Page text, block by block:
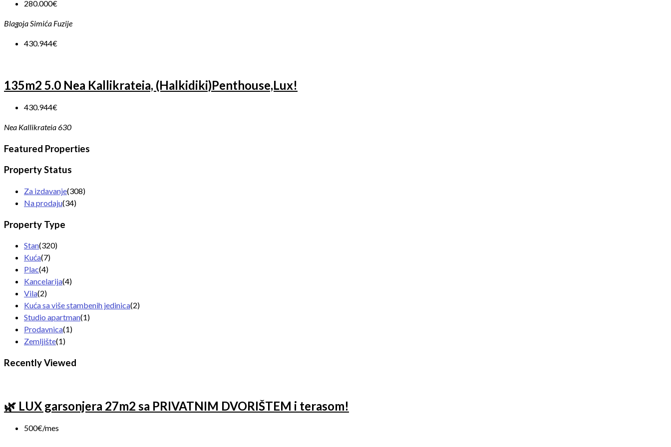
280.000€
Blagoja Simića Fuzije
430.944€
135m2 5.0 Nea Kallikrateia, (Halkidiki)Penthouse,Lux!
430.944€
Nea Kallikrateia 630
Featured Properties
Property Status
Za izdavanje(308)
Na prodaju(34)
Property Type
Stan(320)
Kuća(7)
Plac(4)
Kancelarija(4)
Vila(2)
Kuća sa više stambenih jedinica(2)
Studio apartman(1)
Prodavnica(1)
Zemljište(1)
Recently Viewed
🌿 LUX garsonjera 27m2 sa PRIVATNIM DVORIŠTEM i terasom!
500€/mes